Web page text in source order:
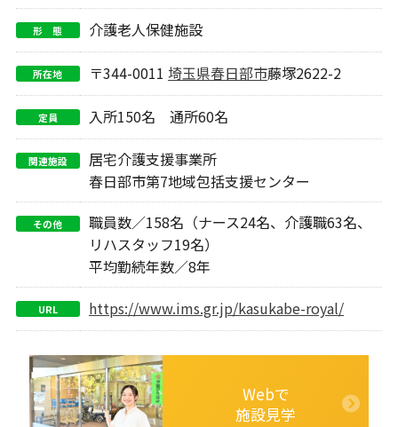
形 態 介護老人保健施設
所在地 〒344-0011 埼玉県春日部市藤塚2622-2
定員 入所150名 通所60名
関連施設
居宅介護支援事業所
春日部市第7地域包括支援センター
その他
職員数／158名（ナース24名、介護職63名、
リハスタッフ19名）
平均勤続年数／8年
URL https://www.ims.gr.jp/kasukabe-royal/
Webで
施設見学